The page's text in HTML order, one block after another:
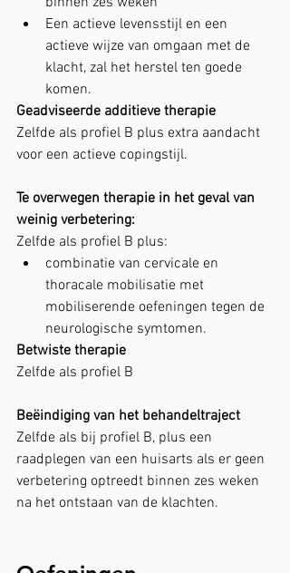
Een actieve levensstijl en een
actieve wijze van omgaan met de
klacht, zal het herstel ten goede
komen.
Geadviseerde additieve therapie
Zelfde als profiel B plus extra aandacht
voor een actieve copingstijl.
Te overwegen therapie in het geval van
weinig verbetering:
Zelfde als profiel B plus:
combinatie van cervicale en
thoracale mobilisatie met
mobiliserende oefeningen tegen de
neurologische symtomen.
Betwiste therapie
Zelfde als profiel B
Beëindiging van het behandeltraject
Zelfde als bij profiel B, plus een
raadplegen van een huisarts als er geen
verbetering optreedt binnen zes weken
na het ontstaan van de klachten.